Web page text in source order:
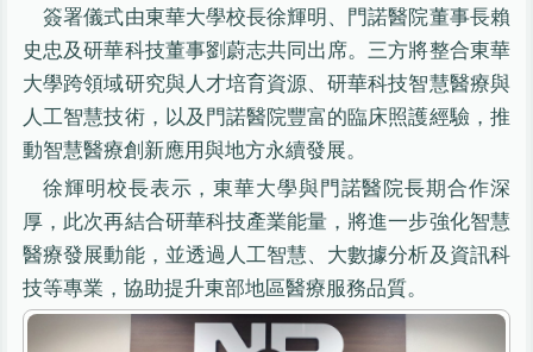
簽署儀式由東華大學校長徐輝明、門諾醫院董事長賴
史忠及研華科技董事劉蔚志共同出席。三方將整合東華
大學跨領域研究與人才培育資源、研華科技智慧醫療與
人工智慧技術，以及門諾醫院豐富的臨床照護經驗，推
動智慧醫療創新應用與地方永續發展。
徐輝明校長表示，東華大學與門諾醫院長期合作深
厚，此次再結合研華科技產業能量，將進一步強化智慧
醫療發展動能，並透過人工智慧、大數據分析及資訊科
技等專業，協助提升東部地區醫療服務品質。